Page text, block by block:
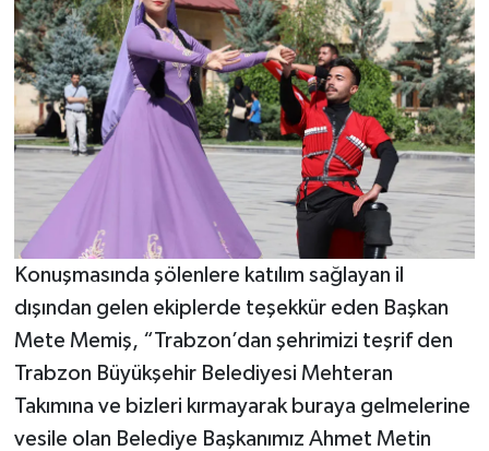
Konuşmasında şölenlere katılım sağlayan il
dışından gelen ekiplerde teşekkür eden Başkan
Mete Memiş, “Trabzon’dan şehrimizi teşrif den
Trabzon Büyükşehir Belediyesi Mehteran
Takımına ve bizleri kırmayarak buraya gelmelerine
vesile olan Belediye Başkanımız Ahmet Metin